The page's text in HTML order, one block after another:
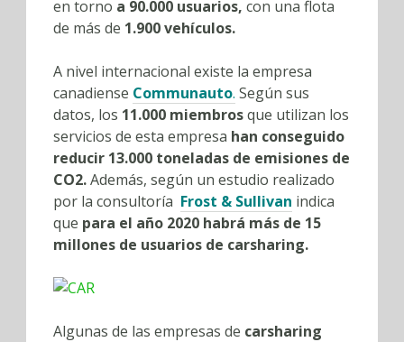
en torno a 90.000 usuarios, con una flota
de más de 1.900 vehículos.
A nivel internacional existe la empresa
canadiense Communauto. Según sus
datos, los 11.000 miembrosque utilizan los
servicios de esta empresa han conseguido
reducir 13.000 toneladas de emisiones de
CO2.Además, según un estudio realizado
por la consultoría Frost & Sullivan indica
que para el año 2020 habrá más de 15
millones de usuarios de carsharing.
Algunas de las empresas de carsharing